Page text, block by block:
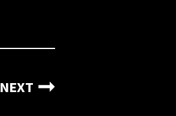
NEXT